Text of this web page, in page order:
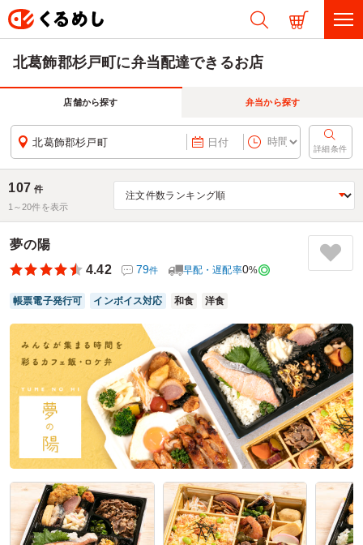
北葛飾郡杉戸町に弁当配達できるお店
店舗から探す 弁当から探す
北葛飾郡杉戸町 日付
詳細条件
107 件
1～20件を表示
夢の陽
4.42
79件 早配・遅配率0%
帳票電子発行可 インボイス対応 和食 洋食